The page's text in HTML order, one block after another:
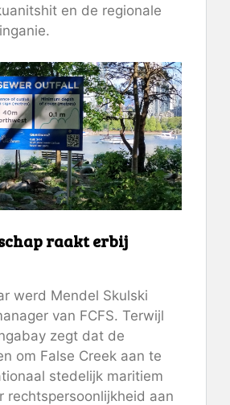
en de regionale
raakt erbij
werd Mendel Skulski
van FCFS. Terwijl
zegt dat de
om False Creek aan te
stedelijk maritiem
rechtspersoonlijkheid aan